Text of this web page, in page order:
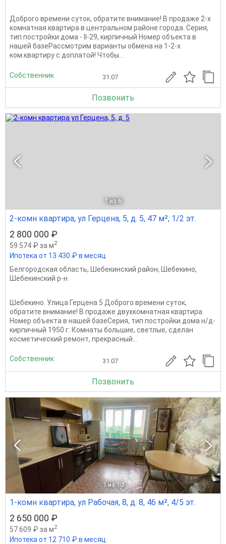
Доброго времени суток, обратите внимание! В продаже 2-х
комнатная квартира в центральном районе города. Серия,
тип постройки дома - II-29, кирпичный Номер объекта в
нашей базеРассмотрим варианты обмена на 1-2-х
ком.квартиру с доплатой! Чтобы...
Собственник 31.07
Позвонить
1 из 6
2-комн квартира, ул Герцена, 5, д. 5, 47 м², 1/2 эт.
2 800 000 ₽
59 574 ₽ за м2
Ипотека от 13 430 ₽ в месяц
Белгородская область, Шебекинский район, Шебекино,
Шебекинский р-н
Шебекино. Улица Герцена 5 Доброго времени суток,
обратите внимание! В продаже двухкомнатная квартира.
Номер объекта в нашей базеСерия, тип постройки дома н/д-
кирпичный 1950 г. Комнаты большие, светлые, сделан
косметический ремонт, прекрасный...
Собственник 31.07
Позвонить
1 из 10
1-комн квартира, ул Рабочая, 8, д. 8, 46 м², 4/5 эт.
2 650 000 ₽
57 609 ₽ за м2
Ипотека от 12 710 ₽ в месяц